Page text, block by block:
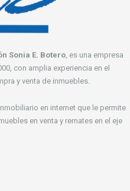
Sonia E. Botero, es una empresa
con amplia experiencia en el
y venta de inmuebles.
en internet que le permite
en venta y remates en el eje